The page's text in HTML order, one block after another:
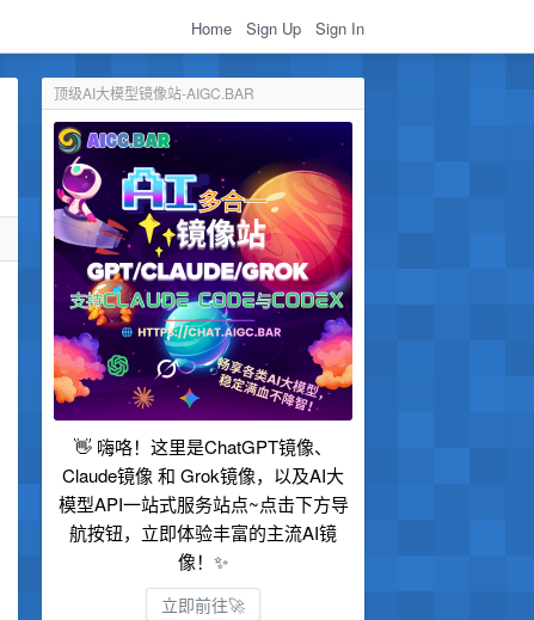
Home Sign Up Sign In
顶级AI大模型镜像站-AIGC.BAR
👋 嗨咯！这里是ChatGPT镜像、
Claude镜像 和 Grok镜像，以及AI大
模型API一站式服务站点~点击下方导
航按钮，立即体验丰富的主流AI镜
像！✨
立即前往🚀